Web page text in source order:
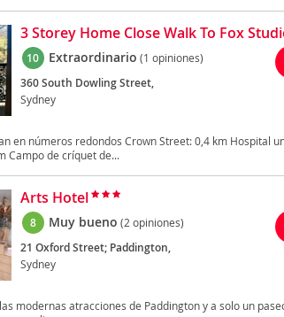
3 Storey Home Close Walk To Fox
10 Extraordinario (1 opiniones)
360 South Dowling Street,
Sydney
en números redondos Crown Street: 0,4 km Hospital
Campo de críquet de...
Arts Hotel
8 Muy bueno (2 opiniones)
21 Oxford Street; Paddington,
Sydney
modernas atracciones de Paddington y a solo un